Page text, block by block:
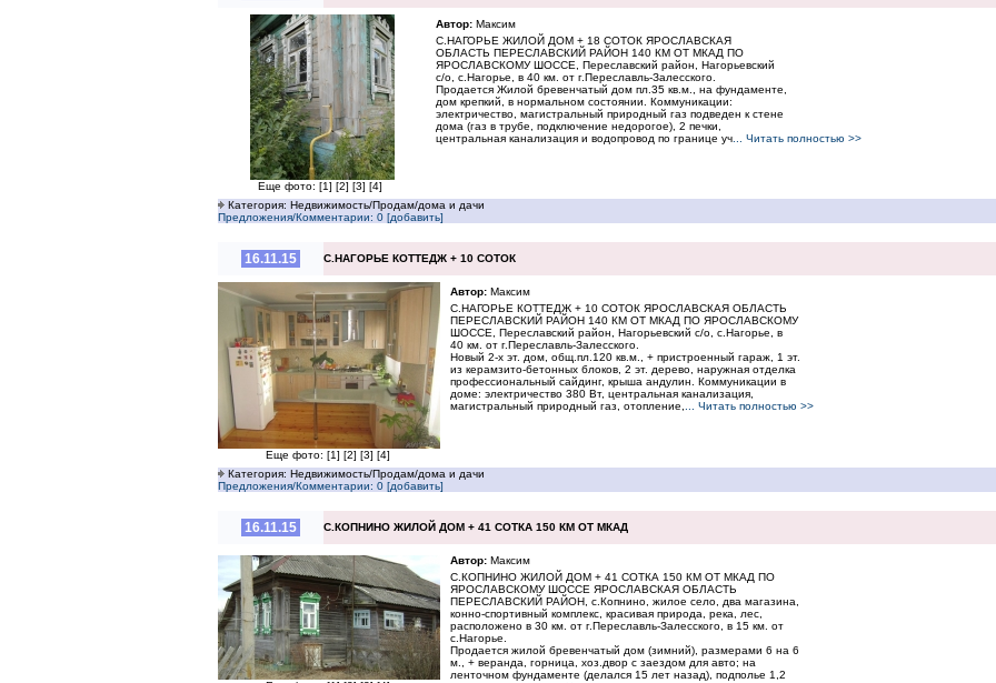
Еще фото: [1] [2] [3] [4]
Автор: Максим
С.НАГОРЬЕ ЖИЛОЙ ДОМ + 18 СОТОК ЯРОСЛАВСКАЯ
ОБЛАСТЬ ПЕРЕСЛАВСКИЙ РАЙОН 140 КМ ОТ МКАД ПО
ЯРОСЛАВСКОМУ ШОССЕ, Переславский район, Нагорьевский
с/о, с.Нагорье, в 40 км. от г.Переславль-Залесского.
Продается Жилой бревенчатый дом пл.35 кв.м., на фундаменте,
дом крепкий, в нормальном состоянии. Коммуникации:
электричество, магистральный природный газ подведен к стене
дома (газ в трубе, подключение недорогое), 2 печки,
центральная канализация и водопровод по границе уч ... Читать полностью >>
Категория: Недвижимость/Продам/дома и дачи
Предложения/Комментарии: 0 [добавить]
16.11.15 С.НАГОРЬЕ КОТТЕДЖ + 10 СОТОК
Еще фото: [1] [2] [3] [4]
Автор: Максим
С.НАГОРЬЕ КОТТЕДЖ + 10 СОТОК ЯРОСЛАВСКАЯ ОБЛАСТЬ
ПЕРЕСЛАВСКИЙ РАЙОН 140 КМ ОТ МКАД ПО ЯРОСЛАВСКОМУ
ШОССЕ, Переславский район, Нагорьевский с/о, с.Нагорье, в
40 км. от г.Переславль-Залесского.
Новый 2-х эт. дом, общ.пл.120 кв.м., + пристроенный гараж, 1 эт.
из керамзито-бетонных блоков, 2 эт. дерево, наружная отделка
профессиональный сайдинг, крыша андулин. Коммуникации в
доме: электричество 380 Вт, центральная канализация,
магистральный природный газ, отопление,
... Читать полностью >>
Категория: Недвижимость/Продам/дома и дачи
Предложения/Комментарии: 0 [добавить]
16.11.15 С.КОПНИНО ЖИЛОЙ ДОМ + 41 СОТКА 150 КМ ОТ МКАД
Автор: Максим
С.КОПНИНО ЖИЛОЙ ДОМ + 41 СОТКА 150 КМ ОТ МКАД ПО
ЯРОСЛАВСКОМУ ШОССЕ ЯРОСЛАВСКАЯ ОБЛАСТЬ
ПЕРЕСЛАВСКИЙ РАЙОН, с.Копнино, жилое село, два магазина,
конно-спортивный комплекс, красивая природа, река, лес,
расположено в 30 км. от г.Переславль-Залесского, в 15 км. от
с.Нагорье.
Продается жилой бревенчатый дом (зимний), размерами 6 на 6
м., + веранда, горница, хоз.двор с заездом для авто; на
ленточном фундаменте (делался 15 лет назад), подполье 1,2